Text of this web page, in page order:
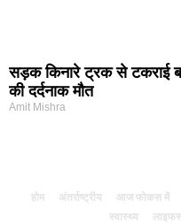
सड़क किनारे ट्रक से टकराई
की दर्दनाक मौत
Amit Mishra
होम अंतर्राष्ट्रीय आज फोकस में
स्वास्थ्य